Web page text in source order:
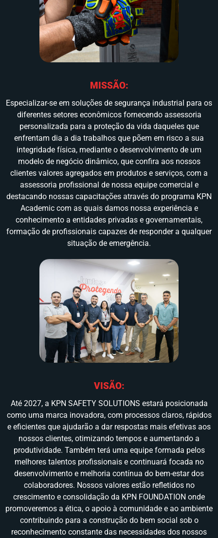
MISSÃO:
Especializar-se em soluções de segurança industrial para os
diferentes setores econômicos fornecendo assessoria
personalizada para a proteção da vida daqueles que
enfrentam dia a dia trabalhos que põem em risco a sua
integridade física, mediante o desenvolvimento de um
modelo de negócio dinâmico, que confira aos nossos
clientes valores agregados em produtos e serviços, com a
assessoria profissional de nossa equipe comercial e
destacando nossas capacitações através do programa KPN
Academic com as quais damos nossa experiência e
conhecimento a entidades privadas e governamentais,
formação de profissionais capazes de responder a qualquer
situação de emergência.
VISÃO:
Até 2027, a KPN SAFETY SOLUTIONS estará posicionada
como uma marca inovadora, com processos claros, rápidos
e eficientes que ajudarão a dar respostas mais efetivas aos
nossos clientes, otimizando tempos e aumentando a
produtividade. Também terá uma equipe formada pelos
melhores talentos profissionais e continuará focada no
desenvolvimento e melhoria contínua do bem-estar dos
colaboradores. Nossos valores estão refletidos no
crescimento e consolidação da KPN FOUNDATION onde
promoveremos a ética, o apoio à comunidade e ao ambiente
contribuindo para a construção do bem social sob o
reconhecimento constante das necessidades dos nossos